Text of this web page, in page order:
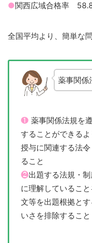
●関西広域合格率
全国平均より、簡単な
薬事関係
❶ 薬事関係法規を
することができる
授与に関連する法
ること
❷出題する法規・
に理解しているこ
文等を出題根拠と
いさを排除すること